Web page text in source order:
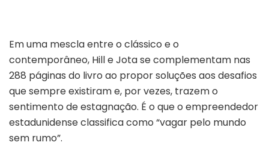
Em uma mescla entre o clássico e o
contemporâneo, Hill e Jota se complementam nas
288 páginas do livro ao propor soluções aos desafios
que sempre existiram e, por vezes, trazem o
sentimento de estagnação. É o que o empreendedor
estadunidense classifica como “vagar pelo mundo
sem rumo”.